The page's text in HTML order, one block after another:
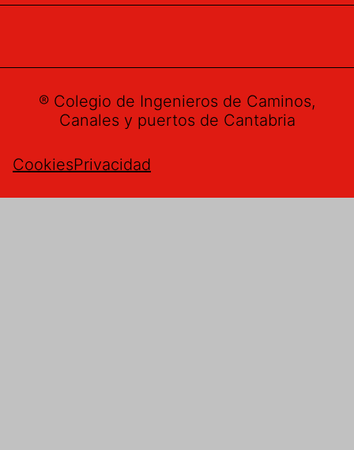
® Colegio de Ingenieros de Caminos,
Canales y puertos de Cantabria
CookiesPrivacidad